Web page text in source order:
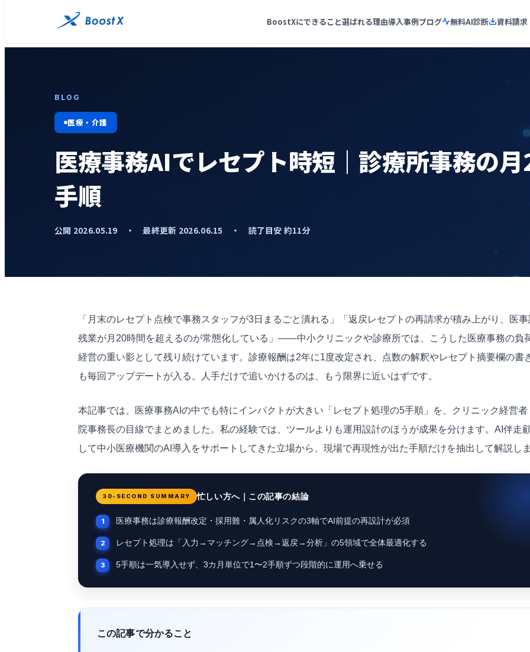
BoostXにできること選ばれる理由導入事例ブログ 無料AI診断 資料請求
BLOG
医療・介護
医療事務AIでレセプト時短｜診療所事務の
手順
公開 2026.05.19 ・ 最終更新 2026.06.15 ・ 読了目安 約11分
「月末のレセプト点検で事務スタッフが3日まるごと潰れる」「返戻レセプトの再請求が積み上がり、医
残業が月20時間を超えるのが常態化している」——中小クリニックや診療所では、こうした医療事務の負
経営の重い影として残り続けています。診療報酬は2年に1度改定され、点数の解釈やレセプト摘要欄の書
も毎回アップデートが入る。人手だけで追いかけるのは、もう限界に近いはずです。
本記事では、医療事務AIの中でも特にインパクトが大きい「レセプト処理の5手順」を、クリニック経営者
院事務長の目線でまとめました。私の経験では、ツールよりも運用設計のほうが成果を分けます。AI伴走
して中小医療機関のAI導入をサポートしてきた立場から、現場で再現性が出た手順だけを抽出して解説しま
30-SECOND SUMMARY 忙しい方へ｜この記事の結論
医療事務は診療報酬改定・採用難・属人化リスクの3軸でAI前提の再設計が必須
レセプト処理は「入力→マッチング→点検→返戻→分析」の5領域で全体最適化する
5手順は一気導入せず、3カ月単位で1〜2手順ずつ段階的に運用へ乗せる
この記事で分かること